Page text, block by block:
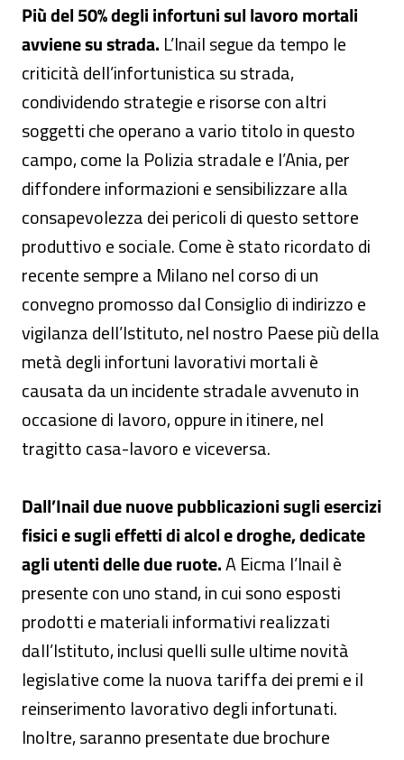
Più del 50% degli infortuni sul lavoro mortali
avviene su strada. L’Inail segue da tempo le
criticità dell’infortunistica su strada,
condividendo strategie e risorse con altri
soggetti che operano a vario titolo in questo
campo, come la Polizia stradale e l’Ania, per
diffondere informazioni e sensibilizzare alla
consapevolezza dei pericoli di questo settore
produttivo e sociale. Come è stato ricordato di
recente sempre a Milano nel corso di un
convegno promosso dal Consiglio di indirizzo e
vigilanza dell’Istituto, nel nostro Paese più della
metà degli infortuni lavorativi mortali è
causata da un incidente stradale avvenuto in
occasione di lavoro, oppure in itinere, nel
tragitto casa-lavoro e viceversa.
Dall’Inail due nuove pubblicazioni sugli esercizi
fisici e sugli effetti di alcol e droghe, dedicate
agli utenti delle due ruote.A Eicma l’Inail è
presente con uno stand, in cui sono esposti
prodotti e materiali informativi realizzati
dall’Istituto, inclusi quelli sulle ultime novità
legislative come la nuova tariffa dei premi e il
reinserimento lavorativo degli infortunati.
Inoltre, saranno presentate due brochure